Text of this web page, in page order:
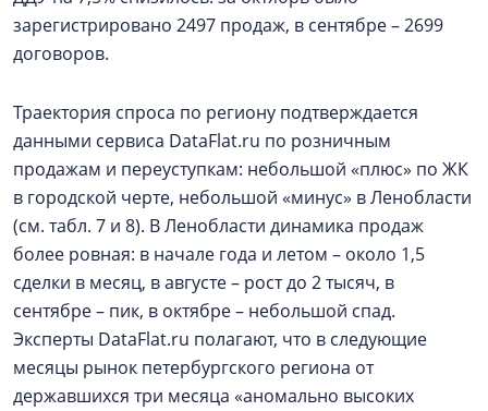
зарегистрировано 2497 продаж, в сентябре – 2699
договоров.
Траектория спроса по региону подтверждается
данными сервиса DataFlat.ru по розничным
продажам и переуступкам: небольшой «плюс» по ЖК
в городской черте, небольшой «минус» в Ленобласти
(см. табл. 7 и 8). В Ленобласти динамика продаж
более ровная: в начале года и летом – около 1,5
сделки в месяц, в августе – рост до 2 тысяч, в
сентябре – пик, в октябре – небольшой спад.
Эксперты DataFlat.ru полагают, что в следующие
месяцы рынок петербургского региона от
державшихся три месяца «аномально высоких